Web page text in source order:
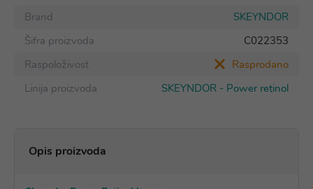
Brand
SKEYNDOR
Šifra proizvoda
C022353
Raspoloživost
Rasprodano
Linija proizvoda
SKEYNDOR - Power retinol
Opis proizvoda